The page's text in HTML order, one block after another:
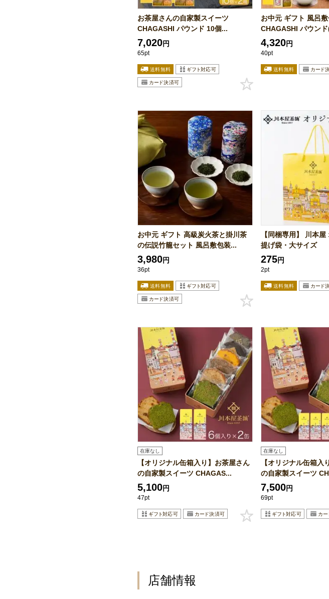
お茶屋さんの自家製スイーツ
CHAGASHI パウンド 10個...
7,020円
65pt
お中元 ギフト 風呂
CHAGASHI パウン
4,320円
40pt
お中元 ギフト 高級炭火茶と掛川茶
の伝説竹籠セット 風呂敷包装...
3,980円
36pt
【同梱専用】 川本
提げ袋・大サイズ
275円
2pt
在庫なし
【オリジナル缶箱入り】お茶屋さん
の自家製スイーツ CHAGAS...
5,100円
47pt
在庫なし
【オリジナル缶箱入
の自家製スイーツ
7,500円
69pt
店舗情報